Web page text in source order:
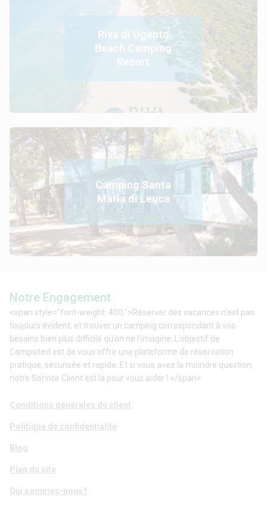
Riva di Ugento
Beach Camping
Resort
Camping Santa
Maria di Leuca
Notre Engagement
<span style="font-weight: 400;">Réserver des vacances n’est pas
toujours évident, et trouver un camping correspondant à vos
besoins bien plus difficile qu’on ne l’imagine. L’objectif de
Campsited est de vous offrir une plateforme de réservation
pratique, sécurisée et rapide. Et si vous avez la moindre question,
notre Service Client est là pour vous aider ! </span>
Conditions générales du client
Politique de confidentialité
Blog
Plan du site
Qui sommes-nous?